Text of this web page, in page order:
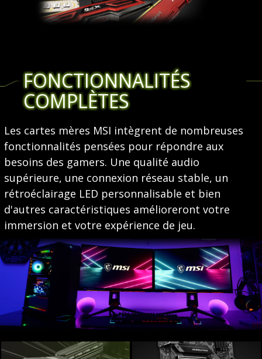
FONCTIONNALITÉS
COMPLÈTES
Les cartes mères MSI intègrent de nombreuses
fonctionnalités pensées pour répondre aux
besoins des gamers. Une qualité audio
supérieure, une connexion réseau stable, un
rétroéclairage LED personnalisable et bien
d'autres caractéristiques amélioreront votre
immersion et votre expérience de jeu.